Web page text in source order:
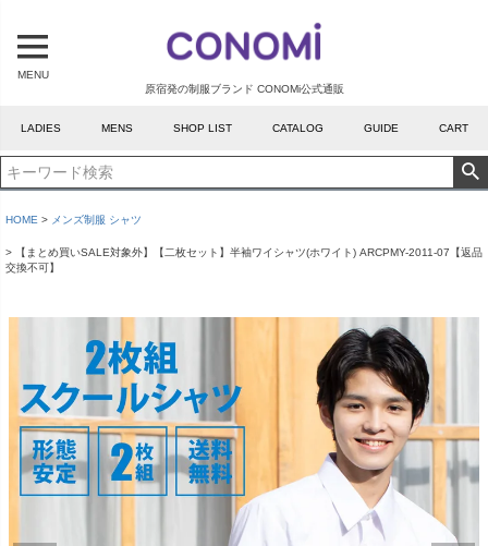
原宿発の制服ブランド CONOMi公式通販
MENU
LADIES MENS SHOP LIST CATALOG GUIDE CART
HOME メンズ制服 シャツ
【まとめ買いSALE対象外】【二枚セット】半袖ワイシャツ(ホワイト) ARCPMY-2011-07【返品
交換不可】